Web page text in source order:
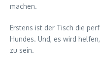
machen.
Erstens ist der Tisch die
Hundes. Und, es wird
zu sein.